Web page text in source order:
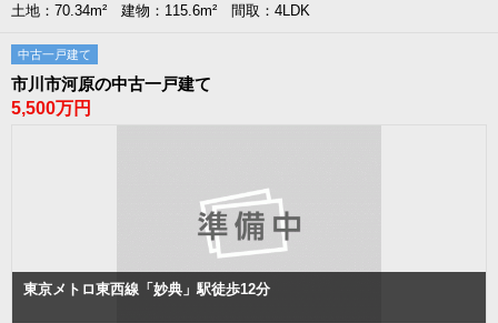
土地：70.34m² 建物：115.6m² 間取：4LDK
中古一戸建て
市川市河原の中古一戸建て
5,500万円
東京メトロ東西線「妙典」駅徒歩12分